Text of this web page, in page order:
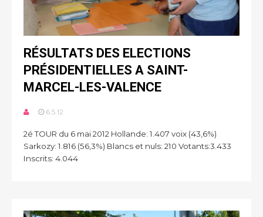
RÉSULTATS DES ELECTIONS
PRÉSIDENTIELLES A SAINT-
MARCEL-LES-VALENCE
6.5.12
2é TOUR du 6 mai 2012 Hollande: 1.407 voix (43,6%)
Sarkozy: 1.816 (56,3%) Blancs et nuls: 210 Votants:3.433
Inscrits: 4.044